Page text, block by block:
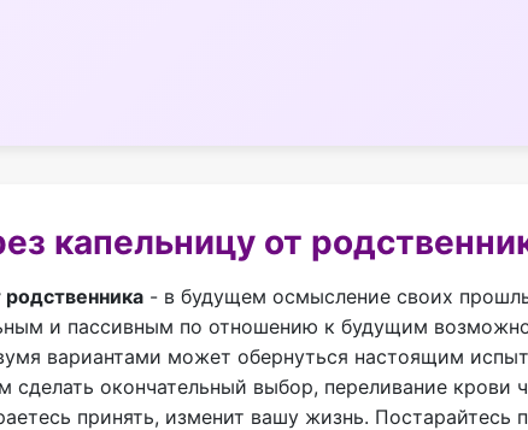
капельницу от
- в будущем осмысление своих
и пассивным по отношению к будущим
вариантами может обернуться настоящим
окончательный выбор, переливание крови
принять, изменит вашу жизнь. Постарайтесь